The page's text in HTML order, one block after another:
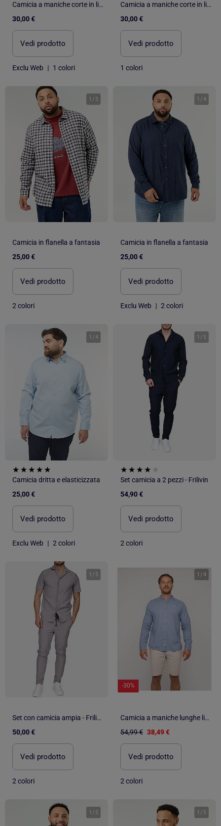
Camicia a maniche corte in lino
30,00 €
Vedi prodotto
Exclu Web | 1 colori
Camicia a maniche corte in lino
30,00 €
Vedi prodotto
1 colori
1 / 5
Camicia in flanella a fantasia
25,00 €
Vedi prodotto
2 colori
1 /4
Camicia in flanella a fantasia
25,00 €
Vedi prodotto
Exclu Web | 2 colori
1 /4
Camicia dritta e elasticizzata
25,00 €
Vedi prodotto
Exclu Web | 2 colori
1 / 5
Set camicia a 2 pezzi - Frilivin
54,90 €
Vedi prodotto
2 colori
1 / 5
Set con camicia ampia - Frilivin
50,00 €
Vedi prodotto
2 colori
1 /4
-30%
Camicia a maniche lunghe lino DUCHERO
54,99 € 38,49 €
Vedi prodotto
2 colori
1 / 5 1 / 5